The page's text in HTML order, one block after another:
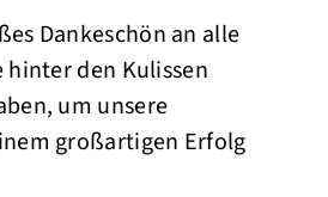
Dankeschön an alle
hinter den Kulissen
um unsere
großartigen Erfolg